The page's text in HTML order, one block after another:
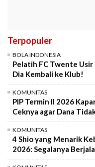
Terpopuler
BOLA INDONESIA
Pelatih FC Twente Usir
Dia Kembali ke Klub!
KOMUNITAS
PIP Termin II 2026
Ceknya agar Dana
KOMUNITAS
4 Shio yang Menarik
2026: Segalanya